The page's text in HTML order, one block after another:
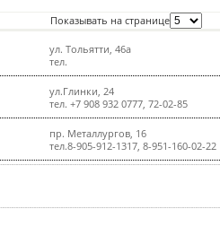
Показывать на странице
ул. Тольятти, 46а
тел.
ул.Глинки, 24
тел. +7 908 932 0777, 72-02-85
пр. Металлургов, 16
тел.8-905-912-1317, 8-951-160-02-22